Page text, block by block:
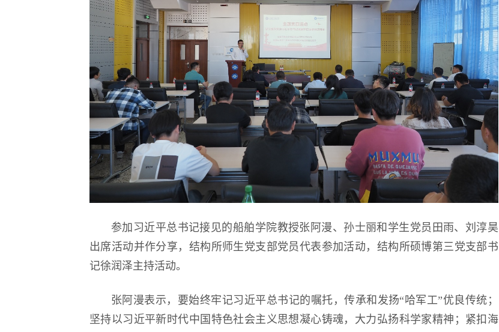
参加习近平总书记接见的船舶学院教授张阿漫、孙士丽和学生党员田雨、刘淳昊
出席活动并作分享，结构所师生党支部党员代表参加活动，结构所硕博第三党支部书
记徐润泽主持活动。
张阿漫表示，要始终牢记习近平总书记的嘱托，传承和发扬“哈军工”优良传统；
坚持以习近平新时代中国特色社会主义思想凝心铸魂，大力弘扬科学家精神；紧扣海